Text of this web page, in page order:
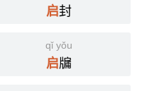
启封
qǐ yǒu
启牖